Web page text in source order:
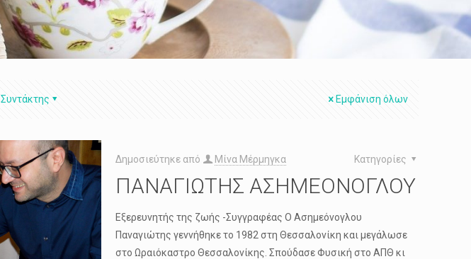
Συντάκτης Εμφάνιση όλων
Δημοσιεύτηκε από Μίνα Μέρμηγκα Κατηγορίες
ΠΑΝΑΓΙΩΤΗΣ ΑΣΗΜΕΟΝΟΓΛΟΥ
Εξερευνητής της ζωής -Συγγραφέας Ο Ασημεόνογλου
Παναγιώτης γεννήθηκε το 1982 στη Θεσσαλονίκη και μεγάλωσε
στο Ωραιόκαστρο Θεσσαλονίκης. Σπούδασε Φυσική στο ΑΠΘ κι